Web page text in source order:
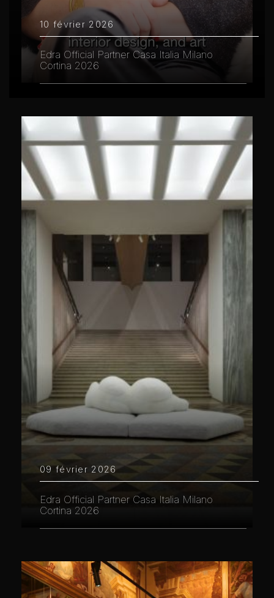
10 février 2026
Edra Official Partner Casa Italia Milano
Cortina 2026
09 février 2026
Edra Official Partner Casa Italia Milano
Cortina 2026